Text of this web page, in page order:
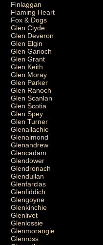
Finlaggan
Flaming Heart
Fox & Dogs
Glen Clyde
Glen Deveron
Glen Elgin
Glen Garioch
Glen Grant
Glen Keith
Glen Moray
Glen Parker
Glen Ranoch
Glen Scanlan
Glen Scotia
Glen Spey
Glen Turner
Glenallachie
Glenalmond
Glenandrew
Glencadam
Glendower
Glendronach
Glendullan
Glenfarclas
Glenfiddich
Glengoyne
Glenkinchie
Glenlivet
Glenlossie
Glenmorangie
Glenross